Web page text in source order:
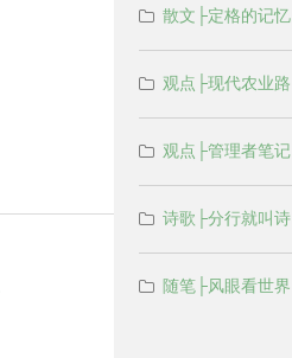
散文├定格的记忆
观点├现代农业路
观点├管理者笔记
诗歌├分行就叫诗
随笔├风眼看世界